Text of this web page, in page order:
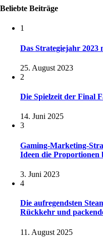
Beliebte Beiträge
1
Das Strategiejahr
25. August 2023
2
Die Spielzeit der Final
14. Juni 2025
3
Gaming-Marketing-
Ideen die Proportionen
3. Juni 2023
4
Die aufregendsten
Rückkehr und
11. August 2025